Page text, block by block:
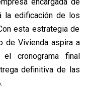
la edificación de los
esta estrategia de
de Vivienda aspira a
cronograma final
definitiva de las
.